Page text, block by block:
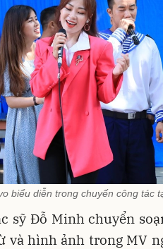
biểu diễn trong chuyến công tác
sỹ Đỗ Minh chuyển
và hình ảnh trong MV